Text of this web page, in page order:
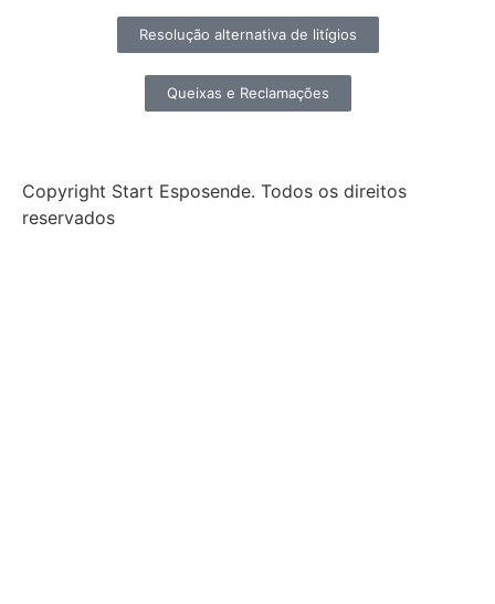
Resolução alternativa de litígios
Queixas e Reclamações
Copyright Start Esposende. Todos os direitos
reservados